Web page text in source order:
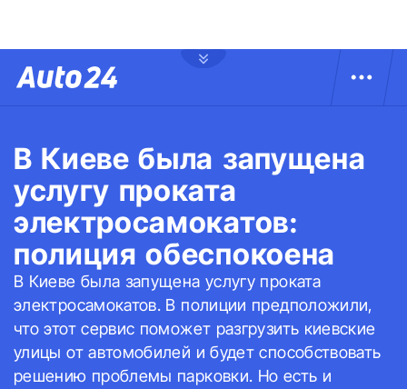
В Киеве была запущена
услугу проката
электросамокатов:
полиция обеспокоена
В Киеве была запущена услугу проката
электросамокатов. В полиции предположили,
что этот сервис поможет разгрузить киевские
улицы от автомобилей и будет способствовать
решению проблемы парковки. Но есть и